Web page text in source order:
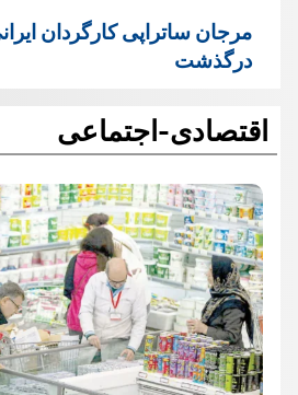
مرجان ساتراپی کارگردان
درگذشت
اقتصادی-اجتماعی